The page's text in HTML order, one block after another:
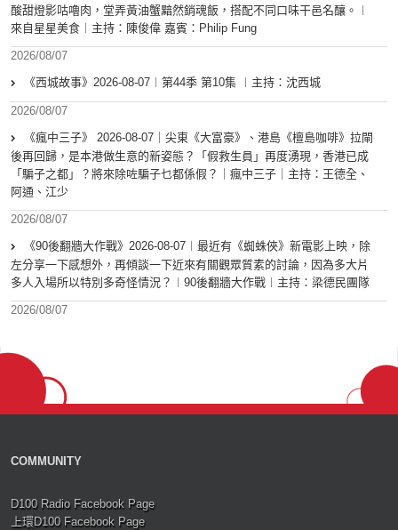
酸甜燈影咕嚕肉，堂弄黃油蟹黯然銷魂飯，搭配不同口味干邑名釀。︱
來自星星美食︱主持：陳俊偉 嘉賓：Philip Fung
2026/08/07
《西城故事》2026-08-07︱第44季 第10集 ︱主持：沈西城
2026/08/07
《瘋中三子》 2026-08-07｜尖東《大富豪》、港島《檀島咖啡》拉閘
後再回歸，是本港做生意的新姿態？「假救生員」再度湧現，香港已成
「騙子之都」？將來除咗騙子乜都係假？｜瘋中三子｜主持：王德全、
阿通、江少
2026/08/07
《90後翻牆大作戰》2026-08-07︱最近有《蜘蛛俠》新電影上映，除
左分享一下感想外，再傾談一下近來有關觀眾質素的討論，因為多大片
多人入場所以特別多奇怪情況？︱90後翻牆大作戰︱主持：梁德民團隊
2026/08/07
COMMUNITY
D100 Radio Facebook Page
上環D100 Facebook Page